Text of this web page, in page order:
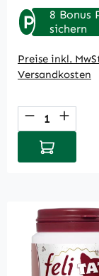
P
8 Bonus
sichern
Preise inkl.
Versandkosten
Produkt
In den